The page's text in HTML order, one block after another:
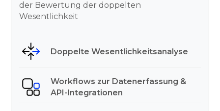
der Bewertung der doppelten
Wesentlichkeit
Doppelte Wesentlichkeitsanalyse
Workflows zur Datenerfassung &
API-Integrationen